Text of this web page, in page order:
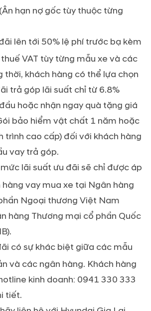
hạn nợ gốc tùy thuộc từng
lên tới 50% lệ phí trước bạ kèm
VAT tùy từng mẫu xe và các
thời, khách hàng có thể lựa chọn
trả góp lãi suất chỉ từ 6.8%
hoặc nhận ngay quà tặng giá
bảo hiểm vật chất 1 năm hoặc
trình cao cấp) đối với khách hàng
vay trả góp.
lãi suất ưu đãi sẽ chỉ được áp
hàng vay mua xe tại Ngân hàng
Ngoại thương Việt Nam
hàng Thương mại cổ phần Quốc
có sự khác biệt giữa các mẫu
và các ngân hàng. Khách hàng
kinh doanh: 0941 330 333
tiết.